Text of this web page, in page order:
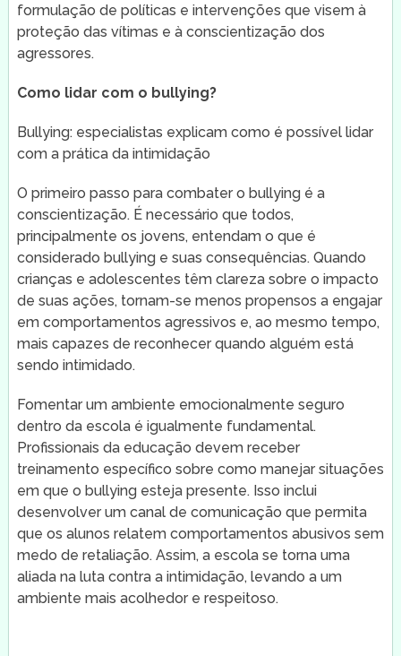
formulação de políticas e intervenções que visem à
proteção das vítimas e à conscientização dos
agressores.
Como lidar com o bullying?
Bullying: especialistas explicam como é possível lidar
com a prática da intimidação
O primeiro passo para combater o bullying é a
conscientização. É necessário que todos,
principalmente os jovens, entendam o que é
considerado bullying e suas consequências. Quando
crianças e adolescentes têm clareza sobre o impacto
de suas ações, tornam-se menos propensos a engajar
em comportamentos agressivos e, ao mesmo tempo,
mais capazes de reconhecer quando alguém está
sendo intimidado.
Fomentar um ambiente emocionalmente seguro
dentro da escola é igualmente fundamental.
Profissionais da educação devem receber
treinamento específico sobre como manejar situações
em que o bullying esteja presente. Isso inclui
desenvolver um canal de comunicação que permita
que os alunos relatem comportamentos abusivos sem
medo de retaliação. Assim, a escola se torna uma
aliada na luta contra a intimidação, levando a um
ambiente mais acolhedor e respeitoso.